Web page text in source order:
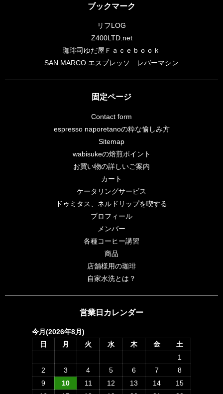
ブックマーク
リフLOG
Z400LTD.net
珈琲司ゆだ屋Ｆａｃｅｂｏｏｋ
SAN MARCO エスプレッソ レバーマシン
固定ページ
Contact form
espresso naporetanoの粋な愉しみ方
Sitemap
wabisukeの焙煎ポイント
お買い物の詳しいご案内
カート
ケータリングサービス
ドゥミタス、ネルドリップを喫する
プロフィール
メンバー
各種コーヒー講習
商品
店舗様用の珈琲
自家水洗とは？
営業日カレンダー
今月(2026年8月)
日
月 火 水 木 金
土
1
2
3 4 5 6 7
8
9
10 11 12 13 14
15